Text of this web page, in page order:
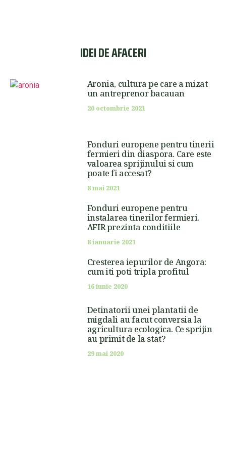
IDEI DE AFACERI
Aronia, cultura pe care a mizat
un antreprenor bacauan
20 octombrie 2021
Fonduri europene pentru tinerii
fermieri din diaspora. Care este
valoarea sprijinului si cum
poate fi accesat?
8 mai 2021
Fonduri europene pentru
instalarea tinerilor fermieri.
AFIR prezinta conditiile
8 ianuarie 2021
Cresterea iepurilor de Angora:
cum iti poti tripla profitul
16 iunie 2020
Detinatorii unei plantatii de
migdali au facut conversia la
agricultura ecologica. Ce sprijin
au primit de la stat?
29 mai 2020